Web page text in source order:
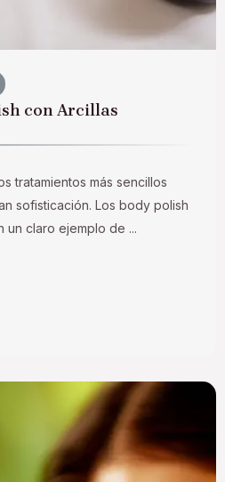
con Arcillas
tratamientos más sencillos
sofisticación. Los body polish
claro ejemplo de ...